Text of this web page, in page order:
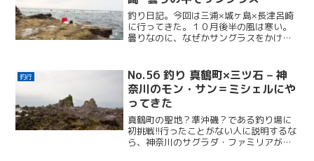
釣り日記。今回は三浦×城ヶ島×長津呂崎
に行ってきた。１０月後半の風は寒い。
曇りなのに、なぜかサングラスをかけて
釣行
No.56 釣り 真鶴町×三ツ石 – 神
奈川のモン・サン＝ミシェルにや
ってきた
真鶴町の聖地？準沖磯？である釣り場に
初挑戦!!行ったことがない人に説明するな
ら、神奈川のサグラダ・ファミリアが横